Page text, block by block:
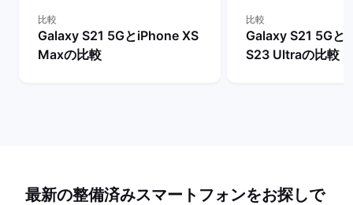
比較
Galaxy S21 5GとiPhone XS
Maxの比較
比較
Galaxy S21 5Gと
S23 Ultraの比較
最新の整備済みスマートフォンをお探しで